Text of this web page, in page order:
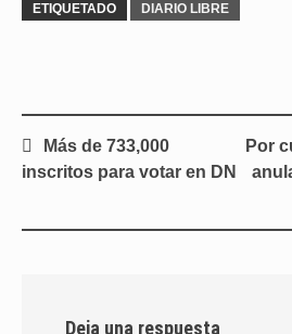
ETIQUETADO
DIARIO LIBRE
Navegación
de
Más de 733,000
inscritos para votar en DN
Por
Deja una respuesta